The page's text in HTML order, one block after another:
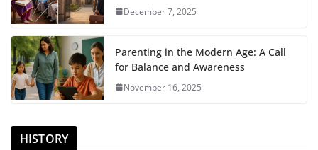
December 7, 2025
Parenting in the Modern Age: A Call
for Balance and Awareness
November 16, 2025
HISTORY